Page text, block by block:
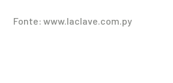
Fonte: www.laclave.com.py